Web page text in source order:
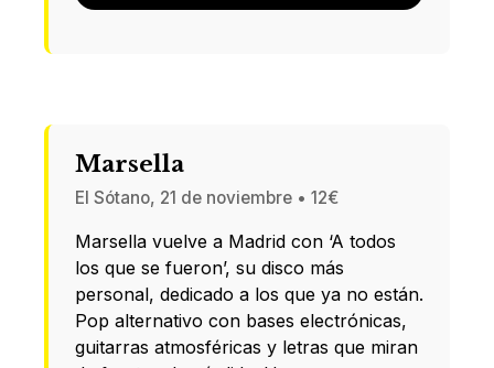
Marsella
El Sótano, 21 de noviembre • 12€
Marsella vuelve a Madrid con ‘A todos
los que se fueron’, su disco más
personal, dedicado a los que ya no están.
Pop alternativo con bases electrónicas,
guitarras atmosféricas y letras que miran